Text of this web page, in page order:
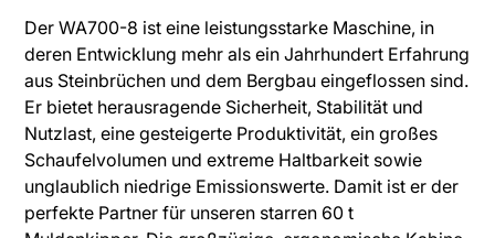
Der WA700-8 ist eine leistungsstarke Maschine, in
deren Entwicklung mehr als ein Jahrhundert Erfahrung
aus Steinbrüchen und dem Bergbau eingeflossen sind.
Er bietet herausragende Sicherheit, Stabilität und
Nutzlast, eine gesteigerte Produktivität, ein großes
Schaufelvolumen und extreme Haltbarkeit sowie
unglaublich niedrige Emissionswerte. Damit ist er der
perfekte Partner für unseren starren 60 t